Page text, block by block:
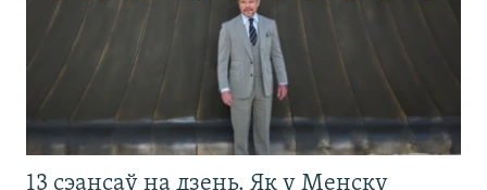
13 сэансаў на дзень. Як у Менску